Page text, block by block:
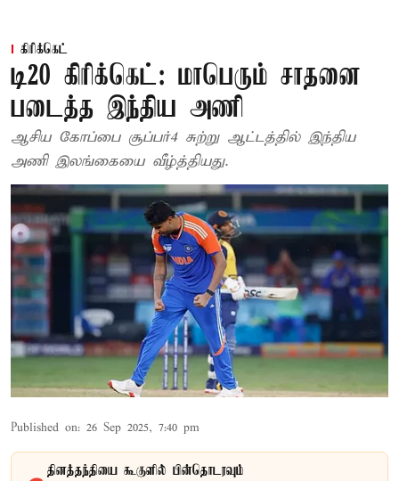
கிரிக்கெட்
டி20 கிரிக்கெட்: மாபெரும் சாதனை
படைத்த இந்திய அணி
ஆசிய கோப்பை சூப்பர்4 சுற்று ஆட்டத்தில் இந்திய
அணி இலங்கையை வீழ்த்தியது.
Published on: 26 Sep 2025, 7:40 pm
தினத்தந்தியை கூகுளில் பின்தொடரவும்